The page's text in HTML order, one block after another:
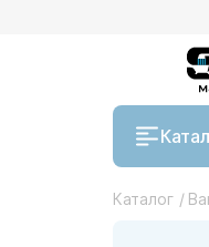
Каталог /